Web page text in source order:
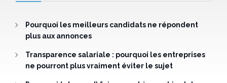
Pourquoi les meilleurs candidats ne répondent
plus aux annonces
Transparence salariale : pourquoi les entreprises
ne pourront plus vraiment éviter le sujet